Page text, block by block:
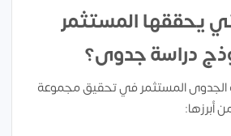
يحققها المستثمر
دراسة جدوى؟
الجدوى المستثمر في تحقيق مجموعة
أبرزها: